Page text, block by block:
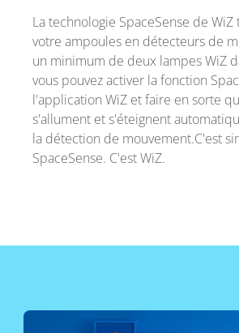
La technologie SpaceSense de
votre ampoules en détecteurs de
un minimum de deux lampes WiZ
vous pouvez activer la fonction
l'application WiZ et faire en sorte
s'allument et s'éteignent
la détection de mouvement.C'est
SpaceSense. C'est WiZ.